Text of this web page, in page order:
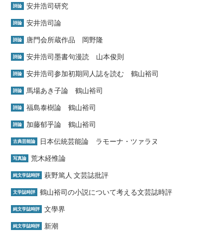
詩論 安井浩司研究
詩論 安井浩司論
詩論 唐門会所蔵作品 岡野隆
詩論 安井浩司墨書句漫読 山本俊則
詩論 安井浩司参加初期同人誌を読む 鶴山裕司
詩論 馬場あき子論 鶴山裕司
詩論 福島泰樹論 鶴山裕司
詩論 加藤郁乎論 鶴山裕司
古典芸能論 日本伝統芸能論 ラモーナ・ツァラヌ
写真論 荒木経惟論
純文学誌時評 萩野篤人 文芸誌批評
文学誌時評 鶴山裕司の小説について考える文芸誌時評
純文学誌時評 文學界
純文学誌時評 新潮